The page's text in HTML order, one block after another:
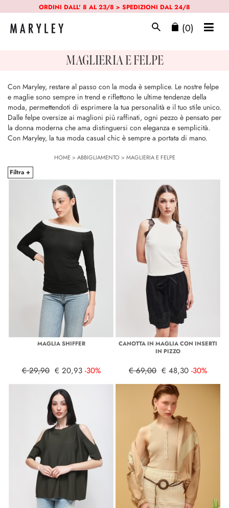
ORDINI DALL' 8 AL 23/8 > SPEDIZIONI DAL 24/8
(0)
MAGLIERIA E FELPE
Con Maryley, restare al passo con la moda è semplice. Le nostre felpe
e maglie sono sempre in trend e riflettono le ultime tendenze della
moda, permettendoti di esprimere la tua personalità e il tuo stile unico.
Dalle felpe oversize ai maglioni più raffinati, ogni pezzo è pensato per
la donna moderna che ama distinguersi con eleganza e semplicità.
Con Maryley, la tua moda casual chic è sempre a portata di mano.
HOME>ABBIGLIAMENTO>MAGLIERIA E FELPE
Filtra +
MAGLIA SHIFFER
€ 29,90 € 20,93 -30%
CANOTTA IN MAGLIA CON INSERTI
IN PIZZO
€ 69,00 € 48,30 -30%